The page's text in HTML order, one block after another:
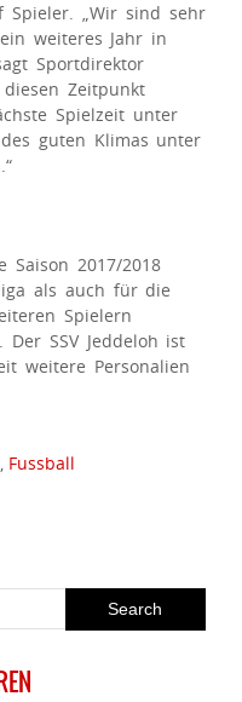
Spieler. „Wir sind sehr
weiteres Jahr in
Sportdirektor
Zeitpunkt
Spielzeit unter
guten Klimas unter
2017/2018
als auch für die
Spielern
SSV Jeddeloh ist
weitere Personalien
, Fussball